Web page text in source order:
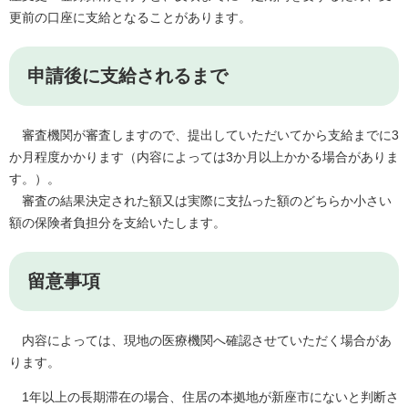
更前の口座に支給となることがあります。
申請後に支給されるまで
審査機関が審査しますので、提出していただいてから支給までに3
か月程度かかります（内容によっては3か月以上かかる場合がありま
す。）。
審査の結果決定された額又は実際に支払った額のどちらか小さい
額の保険者負担分を支給いたします。
留意事項
内容によっては、現地の医療機関へ確認させていただく場合があ
ります。
1年以上の長期滞在の場合、住居の本拠地が新座市にないと判断さ